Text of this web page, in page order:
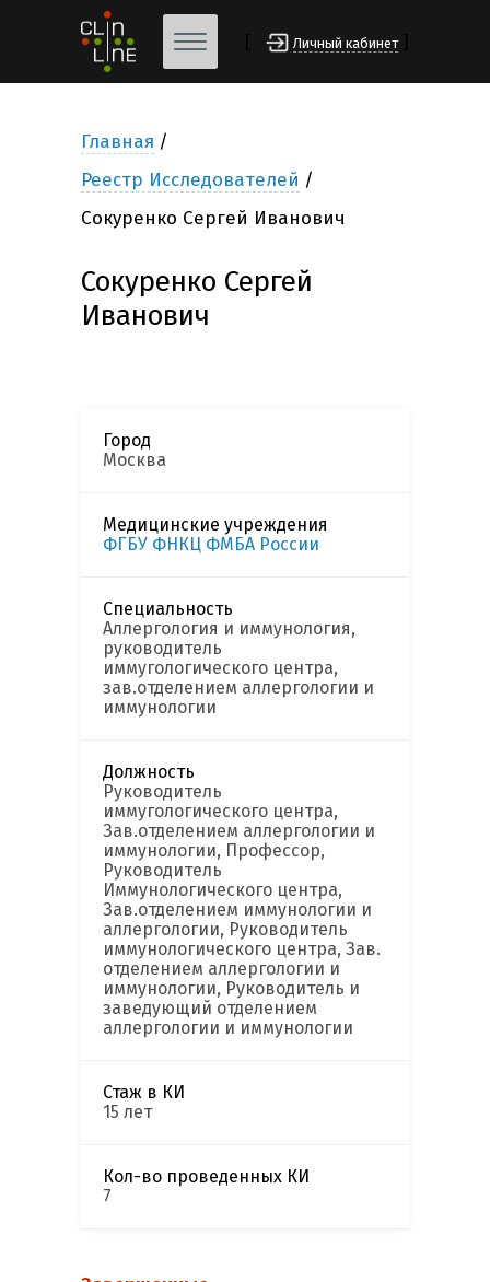
Личный кабинет
Главная
Реестр Исследователей
Сокуренко Сергей Иванович
Сокуренко Сергей
Иванович
Город
Москва
Медицинские учреждения
ФГБУ ФНКЦ ФМБА России
Специальность
Аллергология и иммунология,
руководитель
иммугологического центра,
зав.отделением аллергологии и
иммунологии
Должность
Руководитель
иммугологического центра,
Зав.отделением аллергологии и
иммунологии, Профессор,
Руководитель
Иммунологического центра,
Зав.отделением иммунологии и
аллергологии, Руководитель
иммунологического центра, Зав.
отделением аллергологии и
иммунологии, Руководитель и
заведующий отделением
аллергологии и иммунологии
Стаж в КИ
15 лет
Кол-во проведенных КИ
7